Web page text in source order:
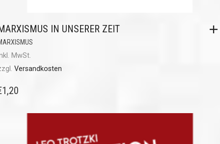
IN UNSERER ZEIT
MwSt.
Versandkosten
1,20